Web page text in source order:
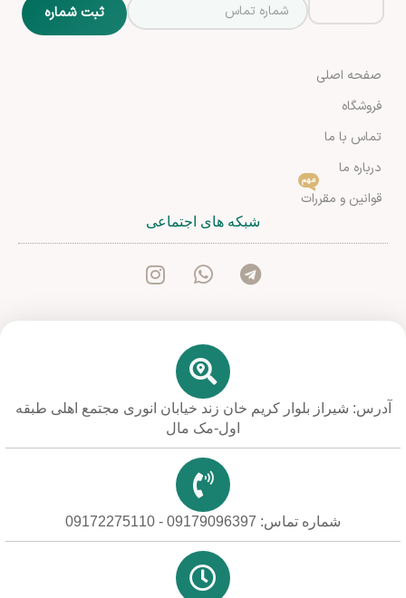
صفحه اصلی
فروشگاه
تماس با ما
درباره ما
قوانین و مقررات
مهم
شبکه های اجتماعی
آدرس: شیراز بلوار کریم خان زند خیابان انوری مجتمع اهلی طبقه
اول-مک مال
شماره تماس: 09179096397 - 09172275110